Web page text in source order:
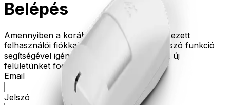
Belépés
Amennyiben a korábbi oldalunkon rendelkezett
felhasználói fiókkal, kérjük az Elfelejtett jelszó funkció
segítségével igényeljen új jelszót, amivel az új
felületünket fogja tudni használni.
Email
Jelszó